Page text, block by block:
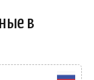
в